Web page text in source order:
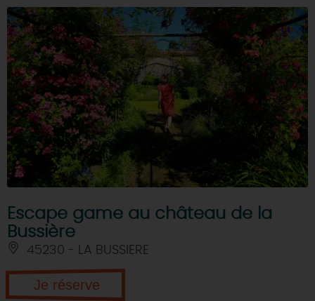
Escape game au château de la
Bussière
45230 - LA BUSSIERE
Je réserve